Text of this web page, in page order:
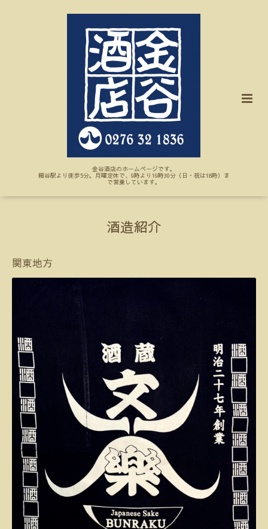
金谷酒店のホームページです。
細谷駅より徒歩5分。月曜定休で、9時より19時30分（日・祝は18時）ま
で営業しています。
酒造紹介
関東地方